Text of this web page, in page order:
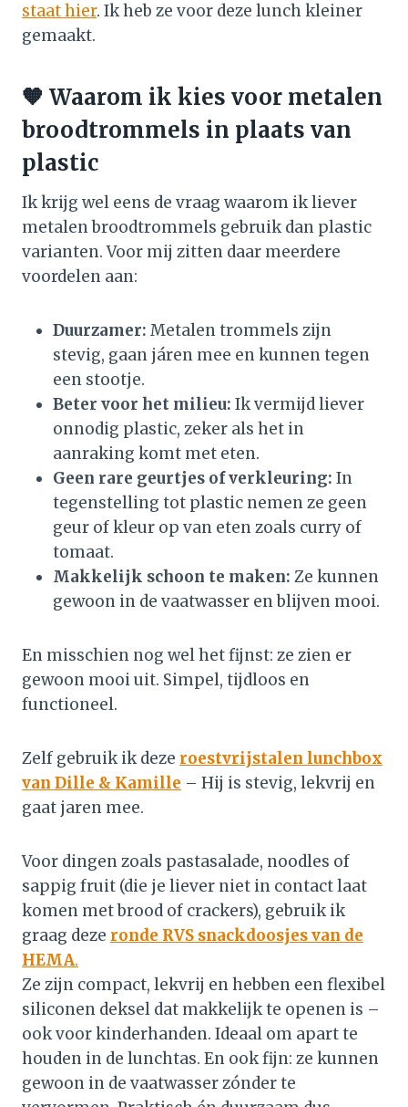
staat hier. Ik heb ze voor deze lunch kleiner
gemaakt.
🧡 Waarom ik kies voor metalen
broodtrommels in plaats van
plastic
Ik krijg wel eens de vraag waarom ik liever
metalen broodtrommels gebruik dan plastic
varianten. Voor mij zitten daar meerdere
voordelen aan:
Duurzamer: Metalen trommels zijn
stevig, gaan járen mee en kunnen tegen
een stootje.
Beter voor het milieu: Ik vermijd liever
onnodig plastic, zeker als het in
aanraking komt met eten.
Geen rare geurtjes of verkleuring: In
tegenstelling tot plastic nemen ze geen
geur of kleur op van eten zoals curry of
tomaat.
Makkelijk schoon te maken: Ze kunnen
gewoon in de vaatwasser en blijven mooi.
En misschien nog wel het fijnst: ze zien er
gewoon mooi uit. Simpel, tijdloos en
functioneel.
Zelf gebruik ik deze roestvrijstalen lunchbox
van Dille & Kamille – Hij is stevig, lekvrij en
gaat jaren mee.
Voor dingen zoals pastasalade, noodles of
sappig fruit (die je liever niet in contact laat
komen met brood of crackers), gebruik ik
graag deze ronde RVS snackdoosjes van de
HEMA.
Ze zijn compact, lekvrij en hebben een flexibel
siliconen deksel dat makkelijk te openen is –
ook voor kinderhanden. Ideaal om apart te
houden in de lunchtas. En ook fijn: ze kunnen
gewoon in de vaatwasser zónder te